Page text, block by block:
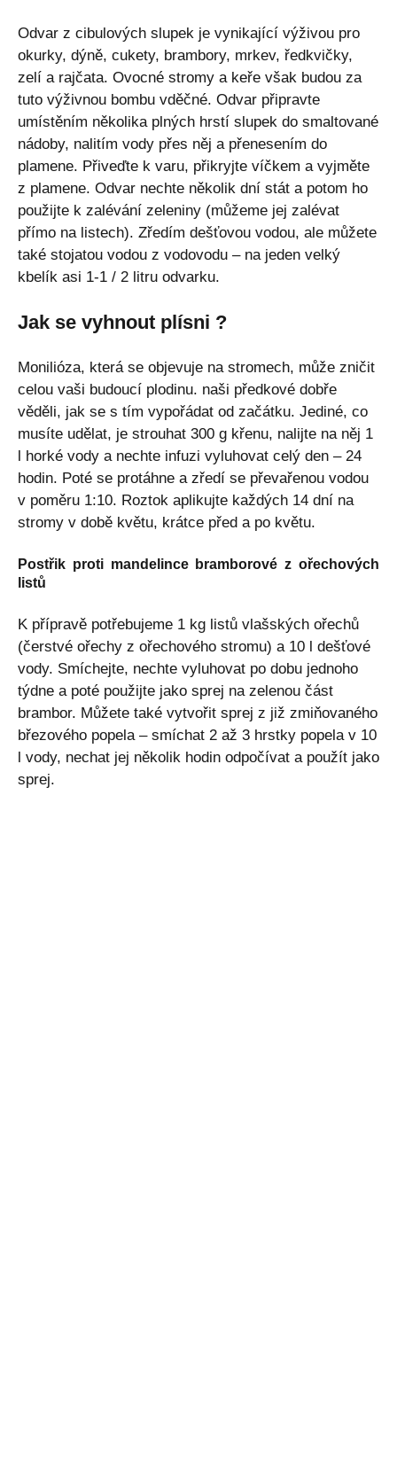
Odvar z cibulových slupek je vynikající výživou pro
okurky, dýně, cukety, brambory, mrkev, ředkvičky,
zelí a rajčata. Ovocné stromy a keře však budou za
tuto výživnou bombu vděčné. Odvar připravte
umístěním několika plných hrstí slupek do smaltované
nádoby, nalitím vody přes něj a přenesením do
plamene. Přiveďte k varu, přikryjte víčkem a vyjměte
z plamene. Odvar nechte několik dní stát a potom ho
použijte k zalévání zeleniny (můžeme jej zalévat
přímo na listech). Zředím dešťovou vodou, ale můžete
také stojatou vodou z vodovodu – na jeden velký
kbelík asi 1-1 / 2 litru odvarku.
Jak se vyhnout plísni ?
Monilióza, která se objevuje na stromech, může zničit
celou vaši budoucí plodinu. naši předkové dobře
věděli, jak se s tím vypořádat od začátku. Jediné, co
musíte udělat, je strouhat 300 g křenu, nalijte na něj 1
l horké vody a nechte infuzi vyluhovat celý den – 24
hodin. Poté se protáhne a zředí se převařenou vodou
v poměru 1:10. Roztok aplikujte každých 14 dní na
stromy v době květu, krátce před a po květu.
Postřik proti mandelince bramborové z ořechových
listů
K přípravě potřebujeme 1 kg listů vlašských ořechů
(čerstvé ořechy z ořechového stromu) a 10 l dešťové
vody. Smíchejte, nechte vyluhovat po dobu jednoho
týdne a poté použijte jako sprej na zelenou část
brambor. Můžete také vytvořit sprej z již zmiňovaného
březového popela – smíchat 2 až 3 hrstky popela v 10
l vody, nechat jej několik hodin odpočívat a použít jako
sprej.